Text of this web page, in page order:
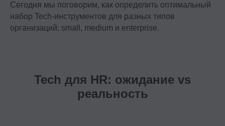
Сегодня мы поговорим, как определить оптимальный
набор Tech-инструментов для разных типов
организаций: small, medium и enterprise.
Tech для HR: ожидание vs
реальность